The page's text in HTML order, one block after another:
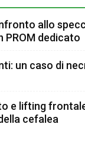
allo
PROM dedicato
un caso di
e lifting
cefalea